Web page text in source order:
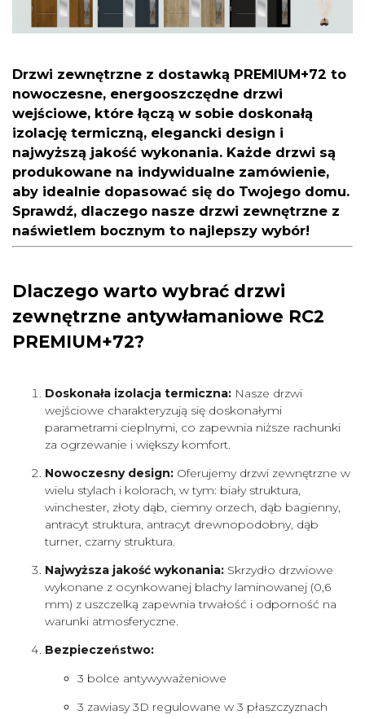
Drzwi zewnętrzne z dostawką PREMIUM+72 to
nowoczesne, energooszczędne drzwi
wejściowe, które łączą w sobie doskonałą
izolację termiczną, elegancki design i
najwyższą jakość wykonania. Każde drzwi są
produkowane na indywidualne zamówienie,
aby idealnie dopasować się do Twojego domu.
Sprawdź, dlaczego nasze drzwi zewnętrzne z
naświetlem bocznym to najlepszy wybór!
Dlaczego warto wybrać drzwi
zewnętrzne antywłamaniowe RC2
PREMIUM+72?
Doskonała izolacja termiczna: Nasze drzwi
wejściowe charakteryzują się doskonałymi
parametrami cieplnymi, co zapewnia niższe rachunki
za ogrzewanie i większy komfort.
Nowoczesny design: Oferujemy drzwi zewnętrzne w
wielu stylach i kolorach, w tym: biały struktura,
winchester, złoty dąb, ciemny orzech, dąb bagienny,
antracyt struktura, antracyt drewnopodobny, dąb
turner, czarny struktura.
Najwyższa jakość wykonania: Skrzydło drzwiowe
wykonane z ocynkowanej blachy laminowanej (0,6
mm) z uszczelką zapewnia trwałość i odporność na
warunki atmosferyczne.
Bezpieczeństwo:
3 bolce antywyważeniowe
3 zawiasy 3D regulowane w 3 płaszczyznach